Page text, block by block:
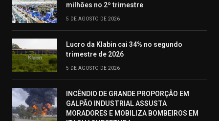
milhões no 2º trimestre
5 DE AGOSTO DE 2026
Lucro da Klabin cai 34% no segundo
trimestre de 2026
5 DE AGOSTO DE 2026
INCÊNDIO DE GRANDE PROPORÇÃO EM
GALPÃO INDUSTRIAL ASSUSTA
MORADORES E MOBILIZA BOMBEIROS EM